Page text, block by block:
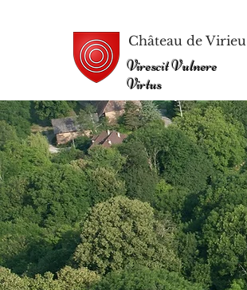
Virescit Vulnere
Virtus
Château de Virieu